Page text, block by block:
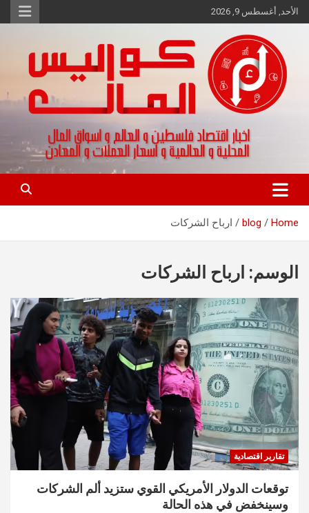
Skip
to
الأحد, أغسطس 9, 2026
كواليس المال
اخبار اقتصاد فلسطين و العالم و تقارير اسواق المال و العملات
Home
blog ارباح الشركات
الوسم: ارباح الشركات
تقارير اقتصادية
توقعات الدولار الأمريكي القوي ستزيد ألم الشركات
وسينخفض في هذه الحالة